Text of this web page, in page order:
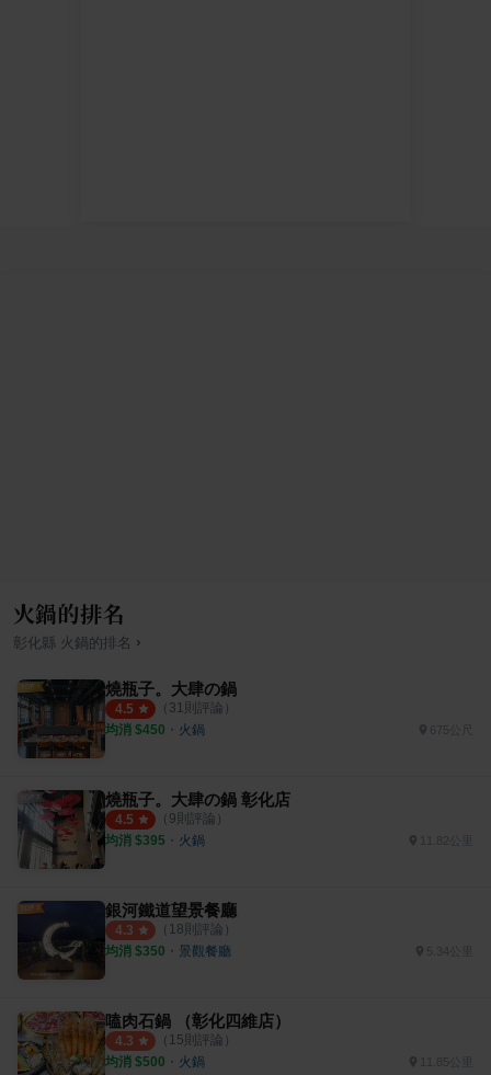
火鍋的排名
彰化縣 火鍋的排名 ›
燒瓶子。大肆の鍋
4.5 （ 31 則評論）
均消 $450 ・ 火鍋 675公尺
燒瓶子。大肆の鍋 彰化店
4.5 （ 9則評論）
均消 $395 ・ 火鍋
銀河鐵道望景餐廳
4.3 （ 18則評論）
均消 $350 ・ 景觀餐廳 5.34公里
嗑肉石鍋 （彰化四維店）
4.3 （ 15則評論）
均消 $500 ・ 火鍋 11.85公里